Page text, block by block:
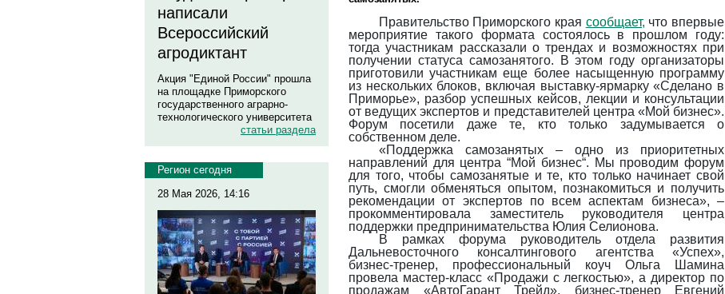
написали
Всероссийский
агродиктант
Акция "Единой России" прошла
на площадке Приморского
государственного аграрно-
технологического университета
статьи раздела
Регион сегодня
28 Мая 2026, 14:16
Правительство Приморского края сообщает, что впервые
мероприятие такого формата состоялось в прошлом году:
тогда участникам рассказали о трендах и возможностях при
получении статуса самозанятого. В этом году организаторы
приготовили участникам еще более насыщенную программу
из нескольких блоков, включая выставку-ярмарку «Сделано в
Приморье», разбор успешных кейсов, лекции и консультации
от ведущих экспертов и представителей центра «Мой бизнес».
Форум посетили даже те, кто только задумывается о
собственном деле.
«Поддержка самозанятых – одно из приоритетных
направлений для центра “Мой бизнес“. Мы проводим форум
для того, чтобы самозанятые и те, кто только начинает свой
путь, смогли обменяться опытом, познакомиться и получить
рекомендации от экспертов по всем аспектам бизнеса», –
прокомментировала заместитель руководителя центра
поддержки предпринимательства Юлия Селионова.
В рамках форума руководитель отдела развития
Дальневосточного консалтингового агентства «Успех»,
бизнес-тренер, профессиональный коуч Ольга Шамина
провела мастер-класс «Продажи с легкостью», а директор по
продажам «АвтоГарант Трейд», бизнес-тренер Евгений